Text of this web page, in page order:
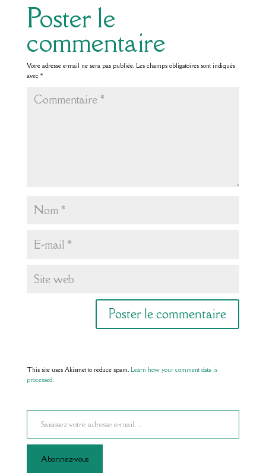
Poster le
commentaire
Votre adresse e-mail ne sera pas publiée. Les champs obligatoires sont indiqués
avec *
This site uses Akismet to reduce spam. Learn how your comment data is
processed.
Saisissez votre adresse e-mail…
Abonnez-vous